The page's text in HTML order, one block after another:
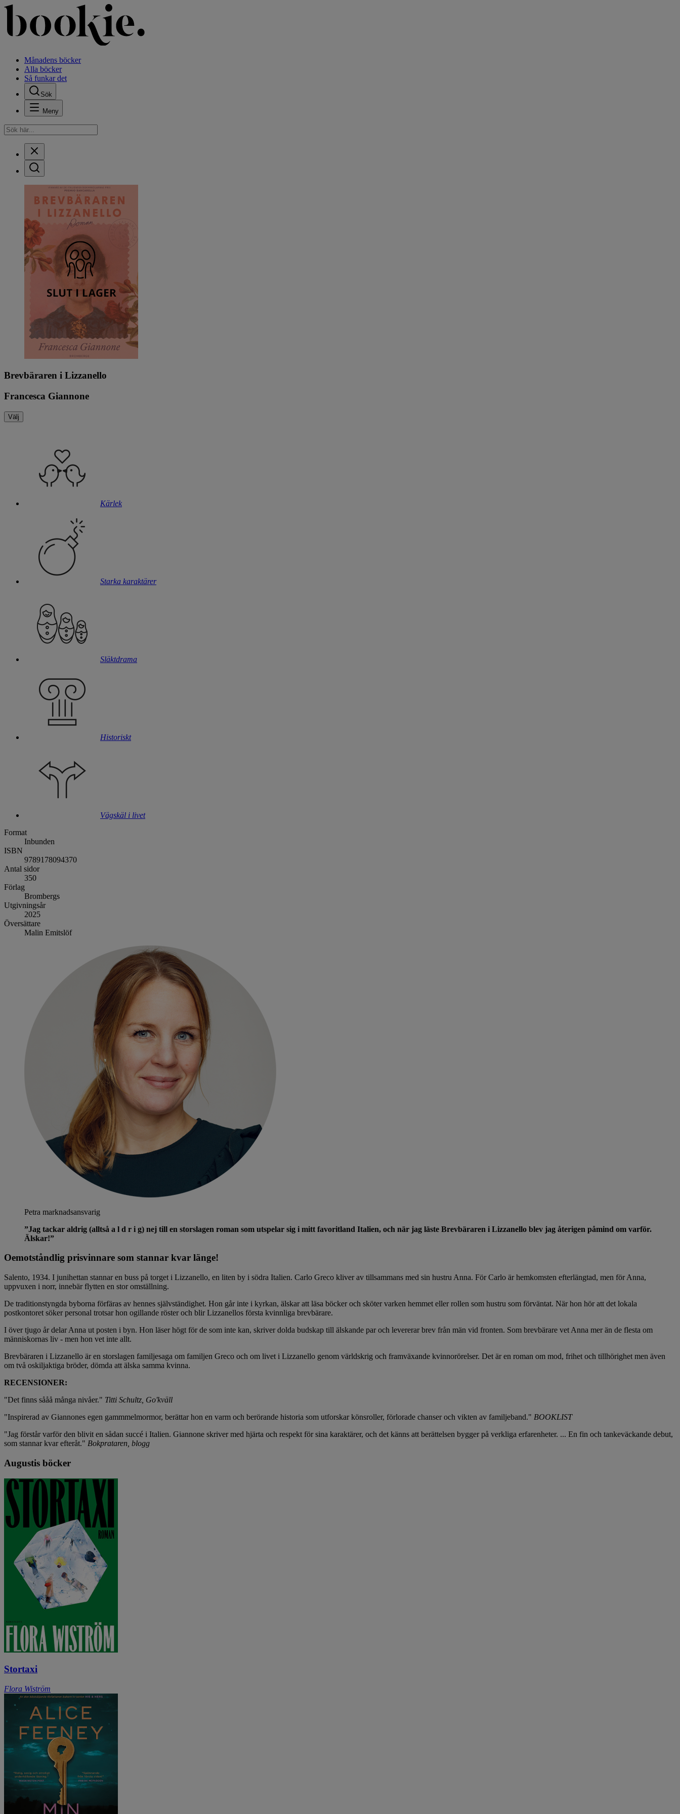
Månadens böcker
Alla böcker
Så funkar det
Sök
Meny
Brevbäraren i Lizzanello
Francesca Giannone
Välj
Kärlek
Starka karaktärer
Släktdrama
Historiskt
Vägskäl i livet
Format
Inbunden
ISBN
9789178094370
Antal sidor
350
Förlag
Brombergs
Utgivningsår
2025
Översättare
Malin Emitslöf
Petra marknadsansvarig
”Jag tackar aldrig (alltså a l d r i g) nej till en storslagen roman som utspelar sig i mitt favoritland Italien, och när jag läste Brevbäraren i Lizzanello blev jag återigen påmind om varför.
Älskar!”
Oemotståndlig prisvinnare som stannar kvar länge!
Salento, 1934. I junihettan stannar en buss på torget i Lizzanello, en liten by i södra Italien. Carlo Greco kliver av tillsammans med sin hustru Anna. För Carlo är hemkomsten efterlängtad, men för Anna,
uppvuxen i norr, innebär flytten en stor omställning.
De traditionstyngda byborna förfäras av hennes självständighet. Hon går inte i kyrkan, älskar att läsa böcker och sköter varken hemmet eller rollen som hustru som förväntat. När hon hör att det lokala
postkontoret söker personal trotsar hon ogillande röster och blir Lizzanellos första kvinnliga brevbärare.
I över tjugo år delar Anna ut posten i byn. Hon läser högt för de som inte kan, skriver dolda budskap till älskande par och levererar brev från män vid fronten. Som brevbärare vet Anna mer än de flesta om
människornas liv - men hon vet inte allt.
Brevbäraren i Lizzanello är en storslagen familjesaga om familjen Greco och om livet i Lizzanello genom världskrig och framväxande kvinnorörelser. Det är en roman om mod, frihet och tillhörighet men även
om två oskiljaktiga bröder, dömda att älska samma kvinna.
RECENSIONER:
"Det finns sååå många nivåer." Titti Schultz, Go'kväll
"Inspirerad av Giannones egen gammmelmormor, berättar hon en varm och berörande historia som utforskar könsroller, förlorade chanser och vikten av familjeband." BOOKLIST
"Jag förstår varför den blivit en sådan succé i Italien. Giannone skriver med hjärta och respekt för sina karaktärer, och det känns att berättelsen bygger på verkliga erfarenheter. ... En fin och tankeväckande debut,
som stannar kvar efteråt." Bokprataren, blogg
Augustis böcker
Stortaxi
Flora Wiström